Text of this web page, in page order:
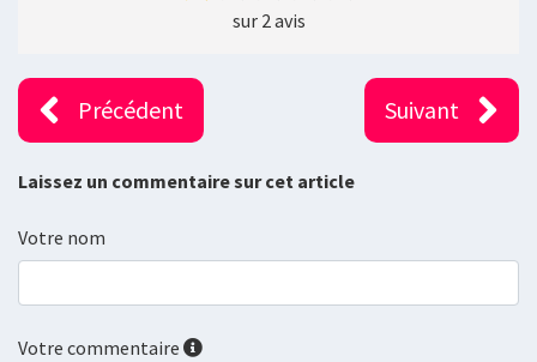
sur 2 avis
Précédent Suivant
Laissez un commentaire sur cet article
Votre nom
Votre commentaire